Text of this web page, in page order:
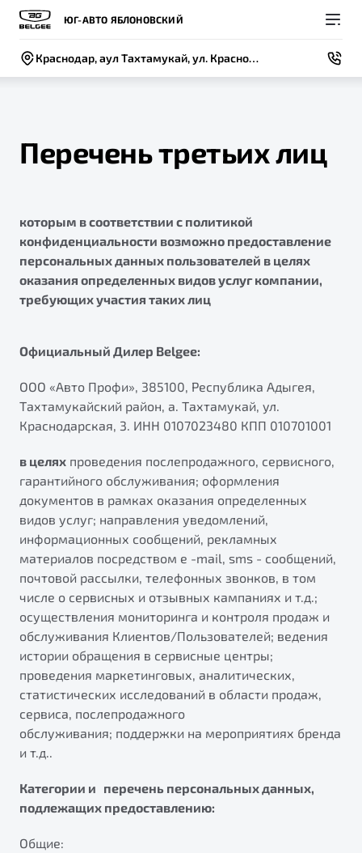
ЮГ-АВТО ЯБЛОНОВСКИЙ
Краснодар, аул Тахтамукай, ул. Краснодарская, 1/3
Новый
X50+
Яркий кроссовер
S50
Элегантный и практичный седан
от 1 699 990 ₽*
ВЫБОР И ПОКУПКА
Автомобили в наличии
Спецпредложения и Акции
ФИНАНСЫ И УСЛУГИ
Автокредит
Трейд-ин
Расчет КАСКО
автомобиля Belgee
Подробно
Автомобили в наличии
СЕРВИС
Записаться на сервис
Руководство по эксплуатации
ПОДДЕРЖКА
Гарантия Belgee
Belgee Клуб
Belgee Плюс
Реферальная программа
Клиентская поддержка
Помощь на дорогах
"Помощь на дорогах"
СОБЫТИЯ
Новости
Контакты
О бренде
О дилерском центре
Правовая информация
Перечень третьих лиц
которым в соответствии с политикой
конфиденциальности возможно предоставление
персональных данных пользователей в целях
оказания определенных видов услуг компании,
требующих участия таких лиц
Официальный Дилер Belgee:
ООО «Авто Профи», 385100, Республика Адыгея,
Тахтамукайский район, а. Тахтамукай, ул.
Краснодарская, 3. ИНН 0107023480 КПП 010701001
в целях проведения послепродажного, сервисного,
гарантийного обслуживания; оформления
документов в рамках оказания определенных
видов услуг; направления уведомлений,
информационных сообщений, рекламных
материалов посредством e -mail, sms - сообщений,
почтовой рассылки, телефонных звонков, в том
числе о сервисных и отзывных кампаниях и т.д.;
осуществления мониторинга и контроля продаж и
обслуживания Клиентов/Пользователей; ведения
истории обращения в сервисные центры;
проведения маркетинговых, аналитических,
статистических исследований в области продаж,
сервиса, послепродажного
обслуживания; поддержки на мероприятиях бренда
и т.д..
Категории и перечень персональных данных,
подлежащих предоставлению:
Общие: